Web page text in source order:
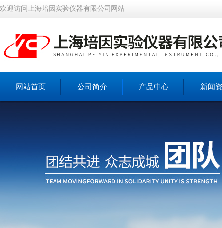
欢迎访问上海培因实验仪器有限公司网站
网站首页 公司简介 产品中心 新闻